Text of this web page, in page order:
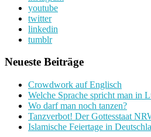
youtube
twitter
linkedin
tumblr
Neueste Beiträge
Crowdwork auf Englisch
Welche Sprache spricht man in
Wo darf man noch tanzen?
Tanzverbot! Der Gottesstaat
Islamische Feiertage in